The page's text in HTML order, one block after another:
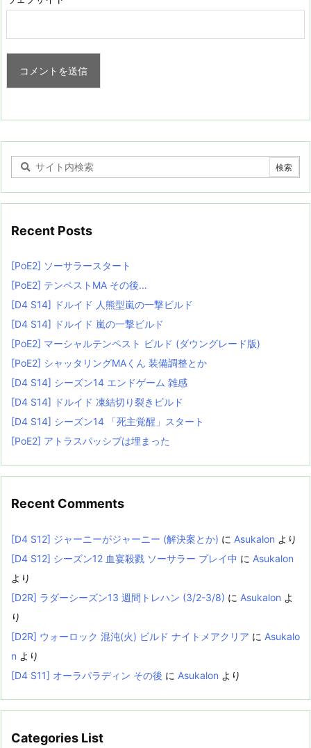
Recent Posts
[PoE2] ソーサラースタート
[PoE2] テンペストMA その後…
[D4 S14] ドルイド 人熊型嵐の一撃ビルド
[D4 S14] ドルイド 嵐の一撃ビルド
[PoE2] マーシャルテンペスト ビルド (ダウングレード版)
[PoE2] シャッタリングMAくん 装備調整とか
[D4 S14] シーズン14 エンドゲーム 雑感
[D4 S14] ドルイド 凍結切り裂きビルド
[D4 S14] シーズン14 「死主覚醒」スタート
[PoE2] アトラスパッシブは埋まった
Recent Comments
[D4 S12] ジャーニーがジャーニー (解決案とか) に Asukalon より
[D4 S12] シーズン12 血宴殺戮 ソーサラー プレイ中 に Asukalon
より
[D2R] ラダーシーズン13 週間トレハン (3/2-3/8) に Asukalon よ
り
[D2R] ウォーロック 混沌(火) ビルド ナイトメアクリア に Asukalo
n より
[D4 S11] オーラパラディン その後 に Asukalon より
Categories List